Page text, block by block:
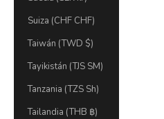
Suiza (CHF CHF)
Taiwán (TWD $)
Tayikistán (TJS ЅМ)
Tanzania (TZS Sh)
Tailandia (THB ฿)